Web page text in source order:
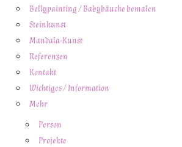
Bellypainting / Babybäuche bemalen
Steinkunst
Mandala-Kunst
Referenzen
Kontakt
Wichtiges / Information
Mehr
Person
Projekte